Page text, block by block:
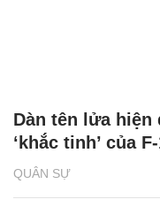
QUÂN SỰ
Dàn tên lửa hiện
‘khắc tinh’ của